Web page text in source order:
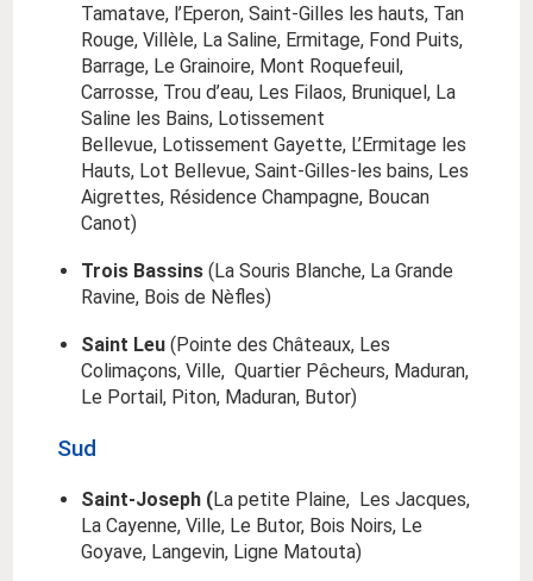
Tamatave, l’Eperon, Saint-Gilles les hauts, Tan
Rouge, Villèle, La Saline, Ermitage, Fond Puits,
Barrage, Le Grainoire, Mont Roquefeuil,
Carrosse, Trou d’eau, Les Filaos, Bruniquel, La
Saline les Bains, Lotissement
Bellevue, Lotissement Gayette, L’Ermitage les
Hauts, Lot Bellevue, Saint-Gilles-les bains, Les
Aigrettes, Résidence Champagne, Boucan
Canot)
Trois Bassins (La Souris Blanche, La Grande
Ravine, Bois de Nèfles)
Saint Leu (Pointe des Châteaux, Les
Colimaçons, Ville, Quartier Pêcheurs, Maduran,
Le Portail, Piton, Maduran, Butor)
Sud
Saint-Joseph (La petite Plaine, Les Jacques,
La Cayenne, Ville, Le Butor, Bois Noirs, Le
Goyave, Langevin, Ligne Matouta)